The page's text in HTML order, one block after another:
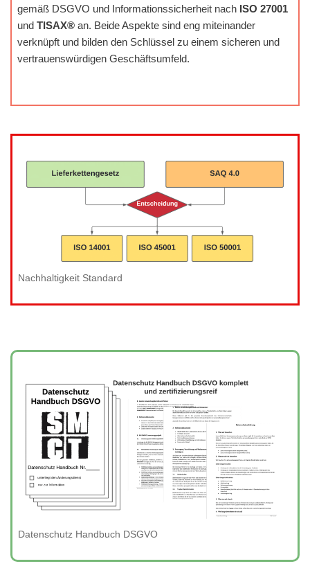
gemäß DSGVO und Informationssicherheit nach ISO 27001
und TISAX® an. Beide Aspekte sind eng miteinander
verknüpft und bilden den Schlüssel zu einem sicheren und
vertrauenswürdigen Geschäftsumfeld.
Nachhaltigkeit Standard
Datenschutz Handbuch DSGVO